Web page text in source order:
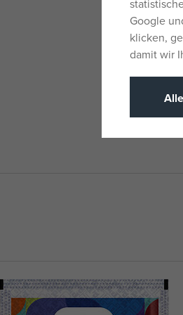
Google
klicken,
damit wir